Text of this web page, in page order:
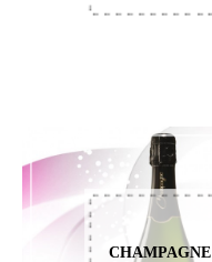
CHAMPAGNE